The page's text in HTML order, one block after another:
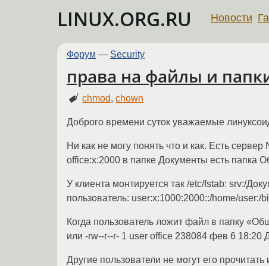
LINUX.ORG.RU Новости
Форум — Security
права на файлы и
chmod,chown
Доброго времени суток уважаемые
Ни как не могу понять что и как. Есть
office:x:2000 в папке Документы есть
У клиента монтируется так /etc/fstab: srv:/
пользователь: user:x:1000:2000::/home/user:/
Когда пользователь ложит файл в папку
или -rw--r--r- 1 user office 238084 фев 6 18:20
Другие пользователи не могут его